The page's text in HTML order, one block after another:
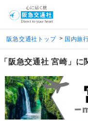
阪急交通社トップ > 国内旅
「阪急交通社 宮崎」